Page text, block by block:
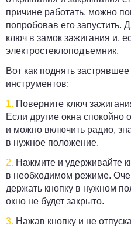
причине работать, можно
попробовав его запустить.
ключ в замок зажигания и,
электростеклоподъемник.
Вот как поднять
инструментов:
1. Поверните ключ
Если другие окна спокойно
и можно включить радио,
в нужное положение.
2. Нажмите и удерживайте
в необходимом режиме.
держать кнопку в нужном
окно не будет закрыто.
3. Нажав кнопку и не